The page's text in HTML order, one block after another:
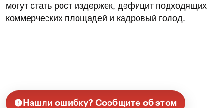
могут стать рост издержек, дефицит подходящих
коммерческих площадей и кадровый голод.
Нашли ошибку? Сообщите об этом